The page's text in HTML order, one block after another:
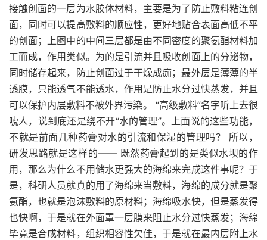
接触创面的一层为水胶体材料，主要是为了防止敷料粘连创
面，同时可以提高敷料的顺应性，更好地贴合表面高低不平
的创面；上图中的中间三层都是由不同密度的聚氨酯材料加
工而成，作用类似。为的是引流并且吸收创面上的分泌物，
同时储存起来，防止创面过于干燥成痂；最外层是薄薄的半
透膜，只能透气不能透水，作用是防止水分过快蒸发，并且
可以保护内层敷料不被外界污染。 “高级敷料”名字听上去很
唬人，说到底还是绕不开“水的管理”。上面说的这些功能，
不就是前面几种药膏对水的引流和保湿的管理吗？ 所以，
研发思路就是这样的—— 既然药膏起到的是类似水坝的作
用，那么为什么不用储水更强大的海绵来完成这件事呢？于
是，科研人员就真的用了海绵来当敷料，海绵的成分就是聚
氨酯，也就是泡沫敷料的原材料；海绵吸水快，但是蒸发得
也快啊，于是就在外面罩一层膜来阻止水分过快蒸发；海绵
毕竟是合成材料，组织相容性欠佳，于是就在最内层附上水